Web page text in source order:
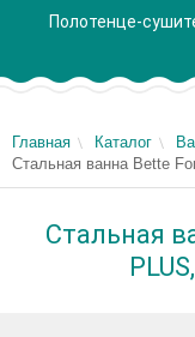
Полотенце-
Главная Каталог
Стальная ванна Bette
Стальная